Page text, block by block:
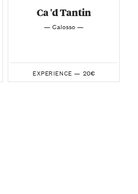
Ca 'd Tantin
— Calosso —
EXPERIENCE — 20€